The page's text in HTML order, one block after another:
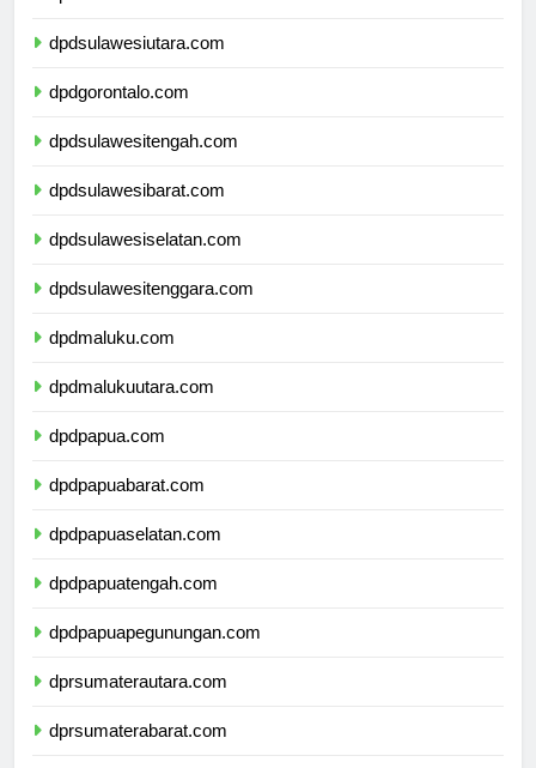
dpdsulawesiutara.com
dpdgorontalo.com
dpdsulawesitengah.com
dpdsulawesibarat.com
dpdsulawesiselatan.com
dpdsulawesitenggara.com
dpdmaluku.com
dpdmalukuutara.com
dpdpapua.com
dpdpapuabarat.com
dpdpapuaselatan.com
dpdpapuatengah.com
dpdpapuapegunungan.com
dprsumaterautara.com
dprsumaterabarat.com